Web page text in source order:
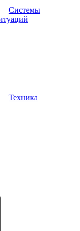
Системы
Техника